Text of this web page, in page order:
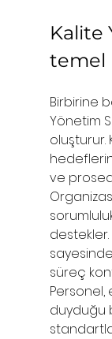
Kalite
temel
Birbirine
Yönetim
oluşturur.
ve
destekler.
süreç
duyduğu